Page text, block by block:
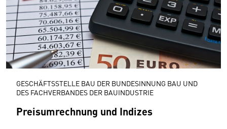
GESCHÄFTSSTELLE BAU DER BUNDESINNUNG BAU UND
DES FACHVERBANDES DER BAUINDUSTRIE
Preisumrechnung und Indizes